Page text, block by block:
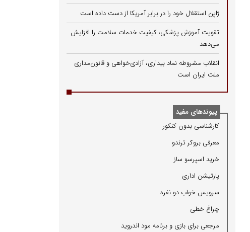
ژاپن استقلال خود را در برابر آمریکا از دست داده است
تقویت آموزش پزشکی، کیفیت خدمات سلامت را افزایش
می‌دهد
انقلاب مشروطه نماد بیداری، آزادی‌خواهی و قانون‌مداری
ملت ایران است
پیوندهای مفید
كارشناسی بدون كنكور
معرفی بروكر ترندو
خرید اسپرسو ساز
پارتیشن اداری
سرویس خواب دو نفره
چراغ خطی
مرجعی برای بازی و برنامه مود اندروید